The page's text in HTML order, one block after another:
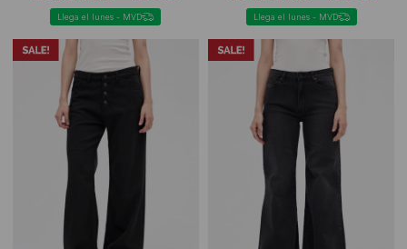
Llega el lunes - MVD Llega el lunes - MVD